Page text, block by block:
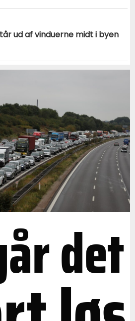
ud af vinduerne midt i byen
det